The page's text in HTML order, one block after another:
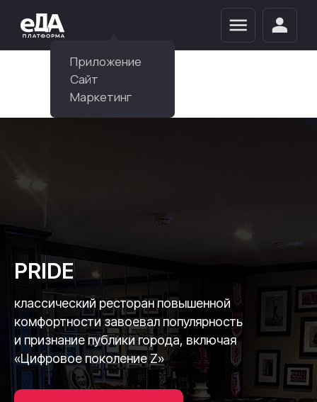
Маркетинг
Сайт
PRIDE
классический ресторан повышенной
комфортности завоевал популярность
и признание публики города, включая
«Цифровое поколение Z»